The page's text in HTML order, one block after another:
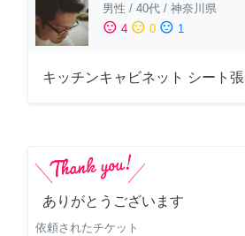
男性 / 40代 / 神奈川県
sentiment_satisfied 4 sentiment_neutral 0 sentiment_dissatisfied 1
キッチンキャビネット シート張
ありがとうございます
依頼されたチケット